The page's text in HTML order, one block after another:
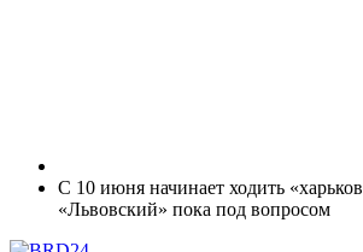
С 10 июня начинает ходить
«Львовский» пока под вопросом